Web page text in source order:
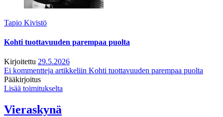
Tapio Kivistö
Kohti tuottavuuden parempaa puolta
Kirjoitettu 29.5.2026
Ei kommentteja artikkeliin Kohti tuottavuuden parempaa puolta
Pääkirjoitus
Lisää toimitukselta
Vieraskynä